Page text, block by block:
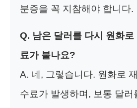
분증을 꼭 지참해야 합니다.
Q. 남은 달러를 다시 원화
료가 붙나요?
A. 네, 그렇습니다. 원화로
수료가 발생하며, 보통 달러